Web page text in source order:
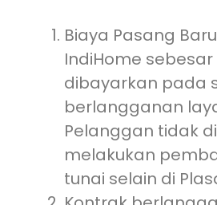
Biaya Pasang
IndiHome sebesar
dibayarkan pada
berlangganan
Pelanggan tidak
melakukan
tunai selain di